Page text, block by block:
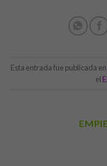
Esta entrada fue publicada en
el